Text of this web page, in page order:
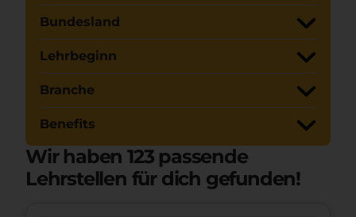
Bundesland
Lehrbeginn
Branche
Benefits
Wir haben 123passende
Lehrstellen für dich gefunden!